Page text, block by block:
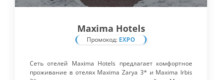
Maxima Hotels
Промокод: EXPO
Сеть отелей Maxima Hotels предлагает комфортное
проживание в отелях Maxima Zarya 3* и Maxima Irbis